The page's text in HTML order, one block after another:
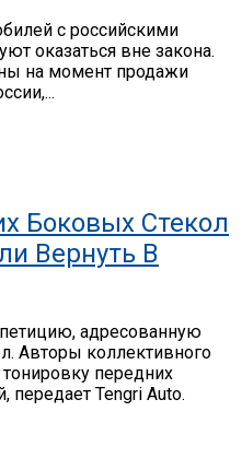
с российскими
оказаться вне закона.
на момент продажи
Боковых Стекол
Вернуть В
адресованную
Авторы коллективного
передних
передает Tengri Auto.